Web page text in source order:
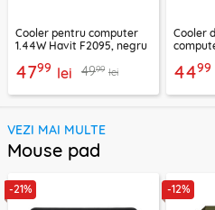
Cooler pentru computer
1.44W Havit F2095, negru
4799 lei 4999 lei
Cooler
4499
VEZI MAI MULTE
Mouse pad
-21% -12%